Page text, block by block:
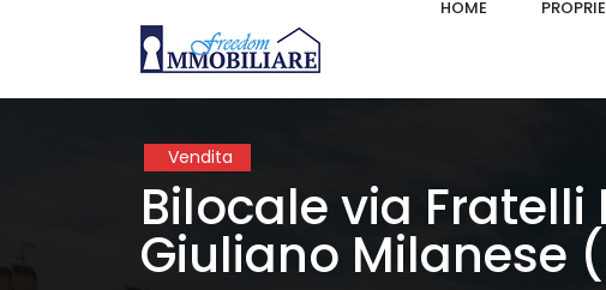
HOME
Vendita
Bilocale via Fratelli
Giuliano Milanese